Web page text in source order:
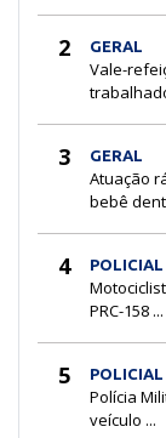
2 GERAL
Vale-
3 GERAL
Atuação
bebê
4 POLICIAL
PRC-158 ...
5 POLICIAL
Polícia
veículo ...